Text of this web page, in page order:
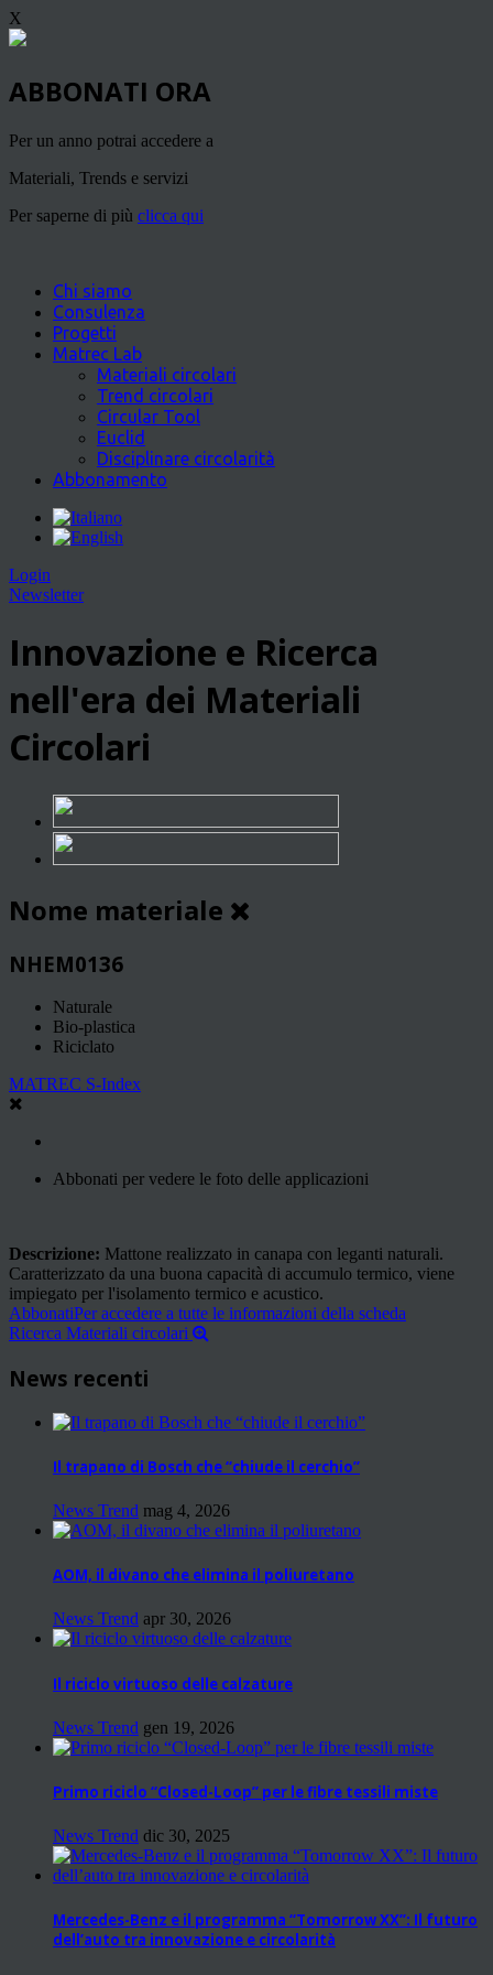
X
ABBONATI ORA
Per un anno potrai accedere a
Materiali, Trends e servizi
Per saperne di più clicca qui
Chi siamo
Consulenza
Progetti
Matrec Lab
Materiali circolari
Trend circolari
Circular Tool
Euclid
Disciplinare circolarità
Abbonamento
Login
Newsletter
Innovazione e Ricerca
nell'era dei Materiali
Circolari
Nome materiale
NHEM0136
Naturale
Bio-plastica
Riciclato
MATREC S-Index
Abbonati per vedere le foto delle applicazioni
Descrizione: Mattone realizzato in canapa con leganti naturali.
Caratterizzato da una buona capacità di accumulo termico, viene
impiegato per l'isolamento termico e acustico.
AbbonatiPer accedere a tutte le informazioni della scheda
Ricerca Materiali circolari
News recenti
Il trapano di Bosch che “chiude il cerchio”
News Trend mag 4, 2026
AOM, il divano che elimina il poliuretano
News Trend apr 30, 2026
Il riciclo virtuoso delle calzature
News Trend gen 19, 2026
Primo riciclo “Closed-Loop” per le fibre tessili miste
News Trend dic 30, 2025
Mercedes-Benz e il programma “Tomorrow XX”: Il futuro
dell’auto tra innovazione e circolarità